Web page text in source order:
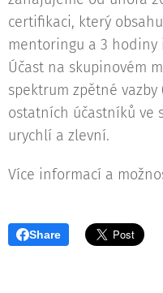
certifikaci, který
mentoringu a 3
Účast na skupinovém
spektrum zpětné
ostatních účastníků ve
urychlí a zlevní.
Více informací a
Share